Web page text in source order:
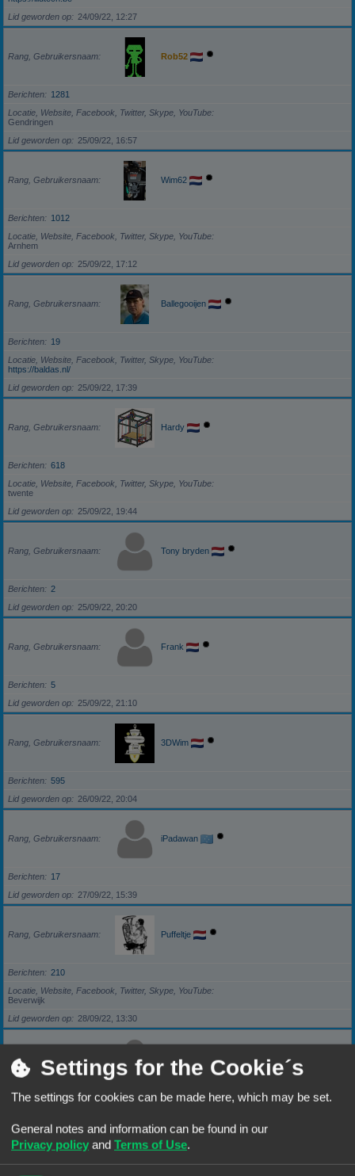
Lid geworden op
24/09/22, 12:27
Rang, Gebruikersnaam Rob52
Berichten
1281
Locatie, Website, Facebook, Twitter, Skype, YouTube
Gendringen
Lid geworden op
25/09/22, 16:57
Rang, Gebruikersnaam Wim62
Berichten
1012
Locatie, Website, Facebook, Twitter, Skype, YouTube
Arnhem
Lid geworden op
25/09/22, 17:12
Rang, Gebruikersnaam Ballegooijen
Berichten
19
Locatie, Website, Facebook, Twitter, Skype, YouTube
https://baldas.nl/
Lid geworden op
25/09/22, 17:39
Rang, Gebruikersnaam Hardy
Berichten
618
Locatie, Website, Facebook, Twitter, Skype, YouTube
twente
Lid geworden op
25/09/22, 19:44
Rang, Gebruikersnaam Tony bryden
Berichten
2
Lid geworden op
25/09/22, 20:20
Rang, Gebruikersnaam Frank
Berichten
5
Lid geworden op
25/09/22, 21:10
Rang, Gebruikersnaam 3DWim
Berichten
595
Lid geworden op
26/09/22, 20:04
Rang, Gebruikersnaam iPadawan
Berichten
17
Lid geworden op
27/09/22, 15:39
Rang, Gebruikersnaam Puffeltje
Berichten
210
Locatie, Website, Facebook, Twitter, Skype, YouTube
Beverwijk
Lid geworden op
28/09/22, 13:30
Rang, Gebruikersnaam darkzero
Berichten
5
Rang, Gebruikersnaam
Settings for the Cookie´s
The settings for cookies can be made here, which may be set.
General notes and information can be found in our
Privacy policy and Terms of Use.